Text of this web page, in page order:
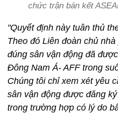
chức trận bán kết
"Quyết định này tuân thủ
Theo đó Liên đoàn chủ
đúng sân vận động đã
Đông Nam Á- AFF trong
Chúng tôi chỉ xem xét yêu
sân vận động được đăng
trong trường hợp có lý do